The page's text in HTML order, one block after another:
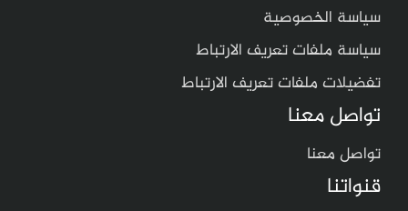
سياسة الخصوصية
سياسة ملفات تعريف الارتباط
تفضيلات ملفات تعريف الارتباط
تواصل معنا
تواصل معنا
قنواتنا